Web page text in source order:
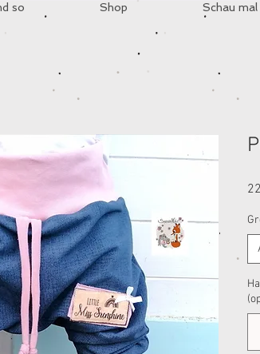
so Shop Schau